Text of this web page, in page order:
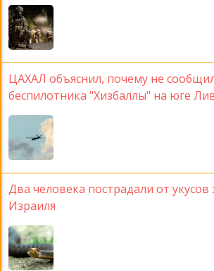
ЦАХАЛ объяснил, почему не
беспилотника "Хизбаллы" на юге
Два человека пострадали от укусов
Израиля